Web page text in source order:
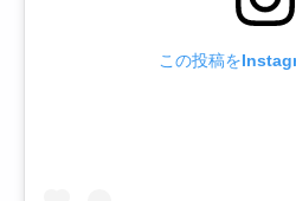
この投稿を